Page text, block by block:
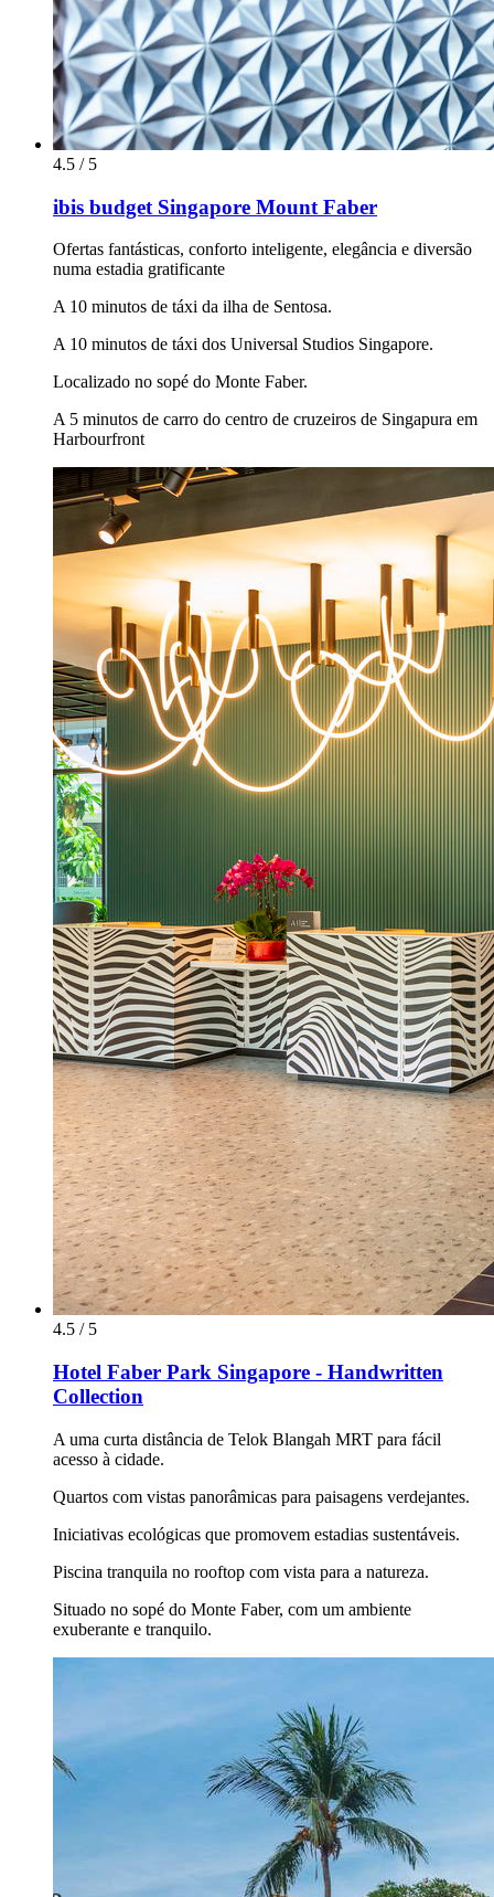
4.5 / 5
ibis budget Singapore Mount Faber
Ofertas fantásticas, conforto inteligente, elegância e diversão
numa estadia gratificante
A 10 minutos de táxi da ilha de Sentosa.
A 10 minutos de táxi dos Universal Studios Singapore.
Localizado no sopé do Monte Faber.
A 5 minutos de carro do centro de cruzeiros de Singapura em
Harbourfront
4.5 / 5
Hotel Faber Park Singapore - Handwritten
Collection
A uma curta distância de Telok Blangah MRT para fácil
acesso à cidade.
Quartos com vistas panorâmicas para paisagens verdejantes.
Iniciativas ecológicas que promovem estadias sustentáveis.
Piscina tranquila no rooftop com vista para a natureza.
Situado no sopé do Monte Faber, com um ambiente
exuberante e tranquilo.